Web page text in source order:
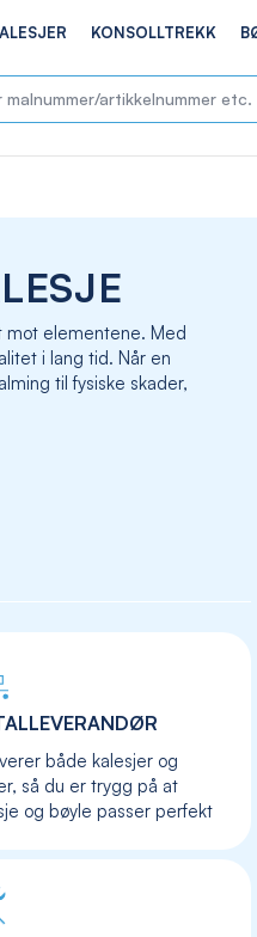
KONSOLLTREKK
mot elementene. Med
i lang tid. Når en
til fysiske skader,
både kalesjer og
så du er trygg på at
og bøyle passer perfekt